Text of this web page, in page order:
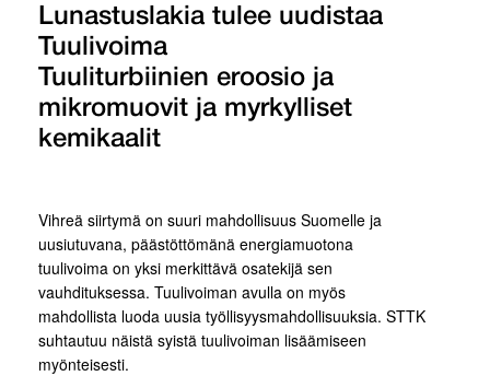
Lunastuslakia tulee uudistaa
Tuulivoima
Tuuliturbiinien eroosio ja
mikromuovit ja myrkylliset
kemikaalit
Vihreä siirtymä on suuri mahdollisuus Suomelle ja
uusiutuvana, päästöttömänä energiamuotona
tuulivoima on yksi merkittävä osatekijä sen
vauhdituksessa. Tuulivoiman avulla on myös
mahdollista luoda uusia työllisyysmahdollisuuksia. STTK
suhtautuu näistä syistä tuulivoiman lisäämiseen
myönteisesti.